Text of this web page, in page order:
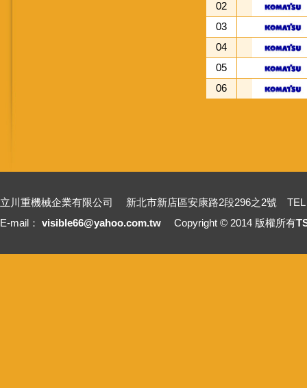
02
03
04
05
06
立川重機械企業有限公司 新北市新店區安康路2段296之2號 TEL
E-mail： visible66@yahoo.com.tw Copyright © 2014 版權所有